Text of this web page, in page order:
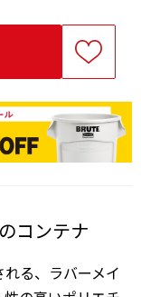
コンテナ
る、ラバーメイ